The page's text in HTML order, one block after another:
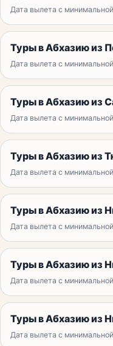
Дата вылета с
Туры в Абхазию из
Дата вылета с
Туры в Абхазию из
Дата вылета с
Туры в Абхазию из
Дата вылета с
Туры в Абхазию из
Дата вылета с
Туры в Абхазию из
Дата вылета с
Туры в Абхазию из
Дата вылета с